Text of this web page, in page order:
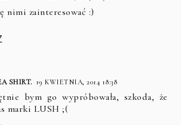
nimi zainteresować :)
SHIRT. 19 KWIETNIA, 2014 18:38
bym go wypróbowała, szkoda, że
marki LUSH ;(